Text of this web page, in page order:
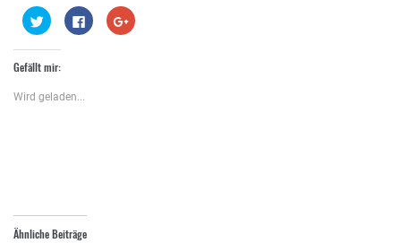
Klick,
um
Twitter
zu
teilen
in
neuem
Klick,
um
Zum
Teilen
Gefällt mir:
Wird geladen...
Ähnliche Beiträge